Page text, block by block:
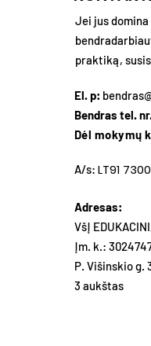
Jei jus
praktiką,
El. p:
Bendras tel.
Dėl mokymų
A/s: LT91
Adresas:
VšĮ
Įm. k.:
P. Višinskio g.
3 aukštas